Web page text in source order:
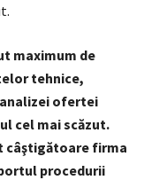
maximum de
tehnice,
ofertei
cel mai scăzut.
câştigătoare firma
procedurii